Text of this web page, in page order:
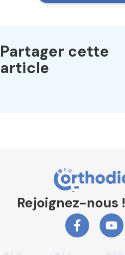
Partager cette
article
Rejoignez-nous !